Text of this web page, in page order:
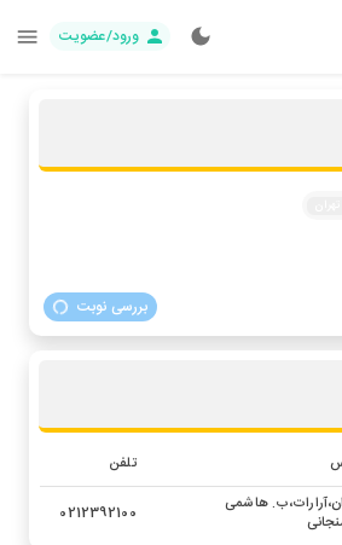
ورود/عضویت
بررسی نوبت
تلفن
هاشمی
0212392100